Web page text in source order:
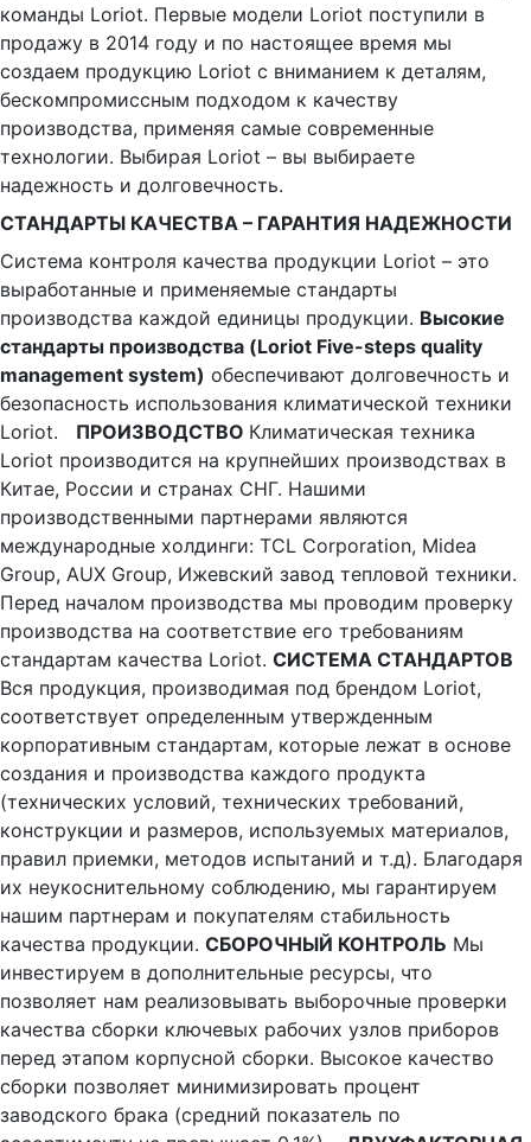
команды Loriot. Первые модели Loriot поступили в
продажу в 2014 году и по настоящее время мы
создаем продукцию Loriot с вниманием к деталям,
бескомпромиссным подходом к качеству
производства, применяя самые современные
технологии. Выбирая Loriot – вы выбираете
надежность и долговечность.
СТАНДАРТЫ КАЧЕСТВА – ГАРАНТИЯ НАДЕЖНОСТИ
Система контроля качества продукции Loriot – это
выработанные и применяемые стандарты
производства каждой единицы продукции. Высокие
стандарты производства (Loriot Five-steps quality
management system) обеспечивают долговечность и
безопасность использования климатической техники
Loriot. ПРОИЗВОДСТВО Климатическая техника
Loriot производится на крупнейших производствах в
Китае, России и странах СНГ. Нашими
производственными партнерами являются
международные холдинги: TCL Corporation, Midea
Group, AUX Group, Ижевский завод тепловой техники.
Перед началом производства мы проводим проверку
производства на соответствие его требованиям
стандартам качества Loriot. СИСТЕМА СТАНДАРТОВ
Вся продукция, производимая под брендом Loriot,
соответствует определенным утвержденным
корпоративным стандартам, которые лежат в основе
создания и производства каждого продукта
(технических условий, технических требований,
конструкции и размеров, используемых материалов,
правил приемки, методов испытаний и т.д). Благодаря
их неукоснительному соблюдению, мы гарантируем
нашим партнерам и покупателям стабильность
качества продукции. СБОРОЧНЫЙ КОНТРОЛЬ Мы
инвестируем в дополнительные ресурсы, что
позволяет нам реализовывать выборочные проверки
качества сборки ключевых рабочих узлов приборов
перед этапом корпусной сборки. Высокое качество
сборки позволяет минимизировать процент
заводского брака (средний показатель по